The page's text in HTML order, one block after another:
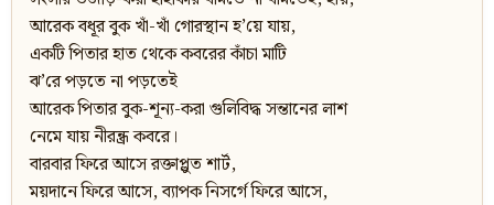
আরেক বধূর বুক খাঁ-খাঁ গোরস্থান হ’য়ে যায়,
একটি পিতার হাত থেকে কবরের কাঁচা মাটি
ঝ’রে পড়তে না পড়তেই
আরেক পিতার বুক-শূন্য-করা গুলিবিদ্ধ সন্তানের লাশ
নেমে যায় নীরন্ধ্র কবরে।
বারবার ফিরে আসে রক্তাপ্লুত শার্ট,
ময়দানে ফিরে আসে, ব্যাপক নিসর্গে ফিরে আসে,